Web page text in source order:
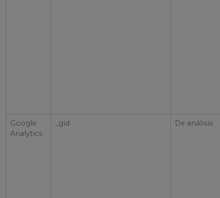
Google
Analytics
_gid De análisis